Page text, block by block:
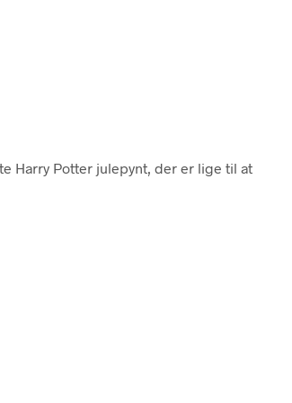
Harry Potter julepynt, der er lige til at